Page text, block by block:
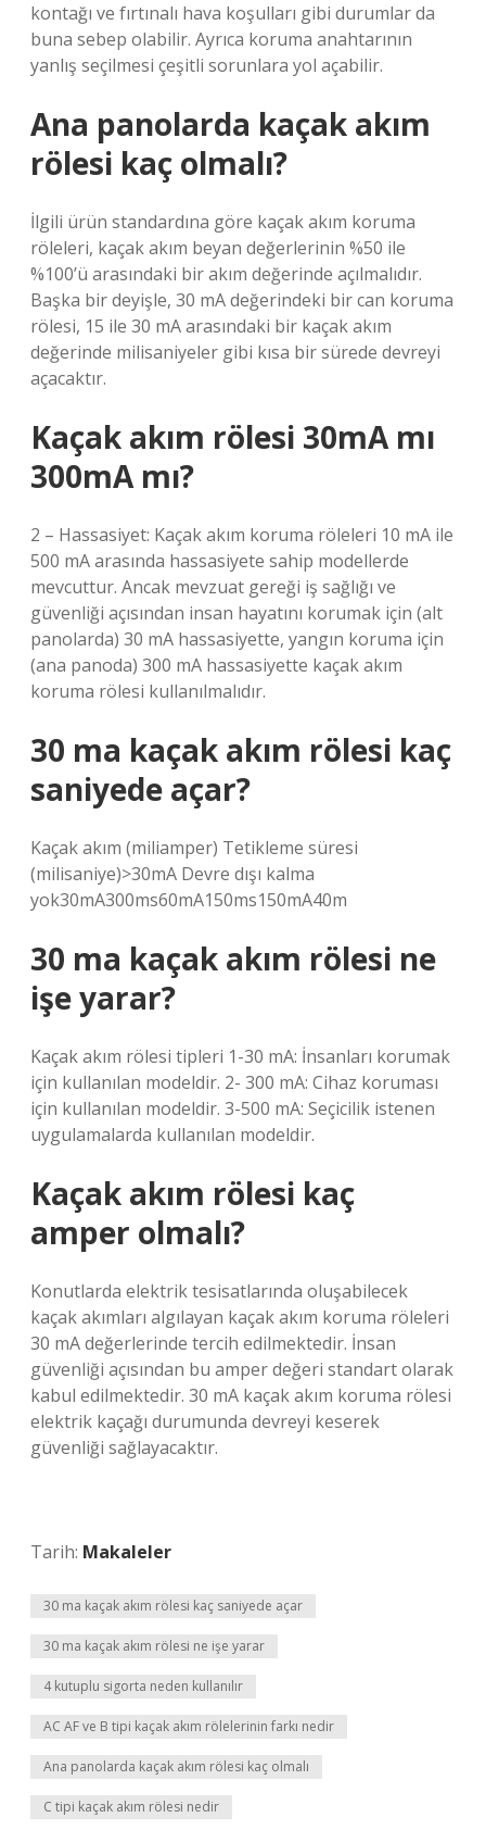
kontağı ve fırtınalı hava koşulları gibi durumlar da
buna sebep olabilir. Ayrıca koruma anahtarının
yanlış seçilmesi çeşitli sorunlara yol açabilir.
Ana panolarda kaçak akım
rölesi kaç olmalı?
İlgili ürün standardına göre kaçak akım koruma
röleleri, kaçak akım beyan değerlerinin %50 ile
%100’ü arasındaki bir akım değerinde açılmalıdır.
Başka bir deyişle, 30 mA değerindeki bir can koruma
rölesi, 15 ile 30 mA arasındaki bir kaçak akım
değerinde milisaniyeler gibi kısa bir sürede devreyi
açacaktır.
Kaçak akım rölesi 30mA mı
300mA mı?
2 – Hassasiyet: Kaçak akım koruma röleleri 10 mA ile
500 mA arasında hassasiyete sahip modellerde
mevcuttur. Ancak mevzuat gereği iş sağlığı ve
güvenliği açısından insan hayatını korumak için (alt
panolarda) 30 mA hassasiyette, yangın koruma için
(ana panoda) 300 mA hassasiyette kaçak akım
koruma rölesi kullanılmalıdır.
30 ma kaçak akım rölesi kaç
saniyede açar?
Kaçak akım (miliamper) Tetikleme süresi
(milisaniye)>30mA Devre dışı kalma
yok30mA300ms60mA150ms150mA40m
30 ma kaçak akım rölesi ne
işe yarar?
Kaçak akım rölesi tipleri 1-30 mA: İnsanları korumak
için kullanılan modeldir. 2- 300 mA: Cihaz koruması
için kullanılan modeldir. 3-500 mA: Seçicilik istenen
uygulamalarda kullanılan modeldir.
Kaçak akım rölesi kaç
amper olmalı?
Konutlarda elektrik tesisatlarında oluşabilecek
kaçak akımları algılayan kaçak akım koruma röleleri
30 mA değerlerinde tercih edilmektedir. İnsan
güvenliği açısından bu amper değeri standart olarak
kabul edilmektedir. 30 mA kaçak akım koruma rölesi
elektrik kaçağı durumunda devreyi keserek
güvenliği sağlayacaktır.
Tarih: Makaleler
30 ma kaçak akım rölesi kaç saniyede açar
30 ma kaçak akım rölesi ne işe yarar
4 kutuplu sigorta neden kullanılır
AC AF ve B tipi kaçak akım rölelerinin farkı nedir
Ana panolarda kaçak akım rölesi kaç olmalı
C tipi kaçak akım rölesi nedir